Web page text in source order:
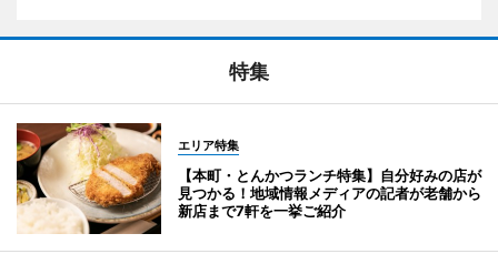
特集
エリア特集
【本町・とんかつランチ特集】自分好みの店が
見つかる！地域情報メディアの記者が老舗から
新店まで7軒を一挙ご紹介